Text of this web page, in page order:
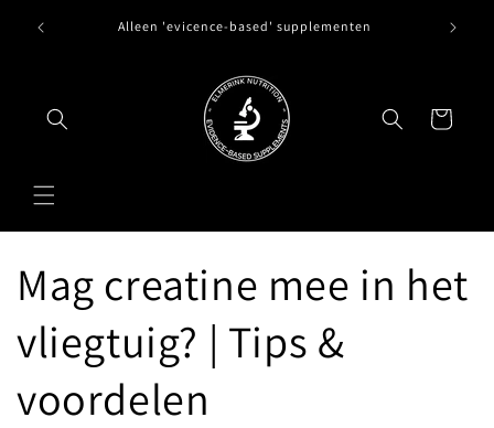
naar de
Alleen 'evicence-based' supplementen
Winkelwagen
Mag creatine mee in het
vliegtuig? | Tips &
voordelen